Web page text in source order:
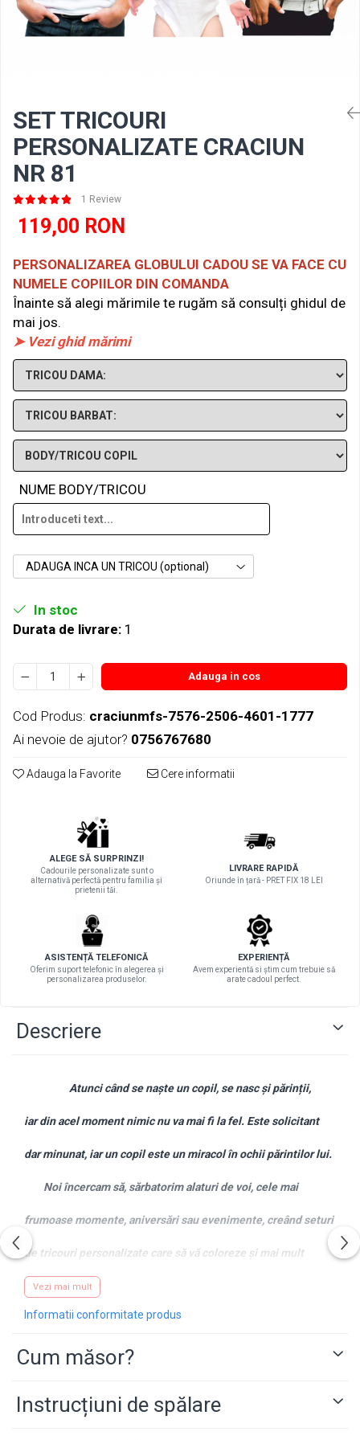
SET TRICOURI
PERSONALIZATE CRACIUN
NR 81
1 Review
119,00 RON
PERSONALIZAREA GLOBULUI CADOU SE VA FACE CU
NUMELE COPIILOR DIN COMANDA
Înainte să alegi mărimile te rugăm să consulți ghidul de
mai jos.
➤ Vezi ghid mărimi
NUME BODY/TRICOU
ADAUGA INCA UN TRICOU (optional)
In stoc
Durata de livrare: 1
Adauga in cos
Cod Produs: craciunmfs-7576-2506-4601-1777
Ai nevoie de ajutor? 0756767680
Adauga la Favorite Cere informatii
ALEGE SĂ SURPRINZI!
Cadourile personalizate sunt o
alternativă perfectă pentru familia și
prietenii tăi.
LIVRARE RAPIDĂ
Oriunde în țară - PRET FIX 18 LEI
ASISTENȚĂ TELEFONICĂ
Oferim suport telefonic în alegerea și
personalizarea produselor.
EXPERIENȚĂ
Avem experientă si știm cum trebuie să
arate cadoul perfect.
Descriere
Atunci când se naște un copil, se nasc și părinții,
iar din acel moment nimic nu va mai fi la fel. Este solicitant
dar minunat, iar un copil este un miracol în ochii părintilor lui.
Noi încercam să, sărbatorim alaturi de voi, cele mai
frumoase momente, aniversări sau evenimente, creând seturi
de tricouri personalizate care să vă coloreze și mai mult
această noua viață, în această nouă formulă, de familie.
Desigur, dacă ai o idee, și doresti un alt mesaj sau alte
animații pe tricouri, nu ezita să ne contactezi pe pe
CARACTERISTICI PRINT
Vezi mai mult
Informatii conformitate produs
Cum măsor?
Instrucțiuni de spălare